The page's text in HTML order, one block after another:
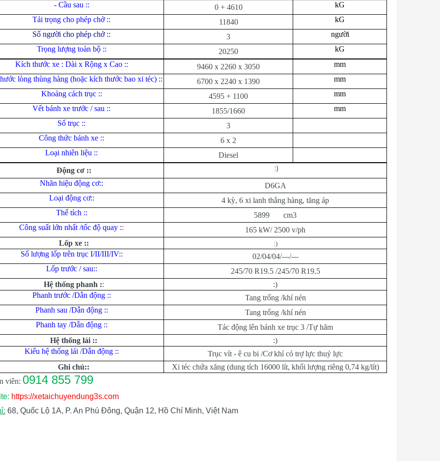
- Cầu sau ::
0 + 4610
kG
Tải trọng cho phép chở ::
11840
kG
Số người cho phép chở ::
3
người
Trọng lượng toàn bộ ::
20250
kG
Kích thước xe : Dài x Rộng x Cao ::
9460 x 2260 x 3050
mm
lòng thùng hàng (hoặc kích thước bao xi téc) ::
6700 x 2240 x 1390
mm
Khoảng cách trục ::
4595 + 1100
mm
Vết bánh xe trước / sau ::
1855/1660
mm
Số trục ::
3
Công thức bánh xe ::
6 x 2
Loại nhiên liệu ::
Diesel
Động cơ ::
:)
Nhãn hiệu động cơ::
D6GA
Loại động cơ::
4 kỳ, 6 xi lanh thẳng hàng, tăng áp
Thể tích ::
5899 cm3
Công suất lớn nhất /tốc độ quay ::
165 kW/ 2500 v/ph
Lốp xe ::
:)
Số lượng lốp trên trục I/II/III/IV:: 02/04/04/---/---
Lốp trước / sau::
245/70 R19.5 /245/70 R19.5
Hệ thống phanh ::
:)
Phanh trước /Dẫn động ::
Tang trống /khí nén
Phanh sau /Dẫn động ::
Tang trống /khí nén
Phanh tay /Dẫn động ::
Tác động lên bánh xe trục 3 /Tự hãm
Hệ thống lái ::
:)
Kiểu hệ thống lái /Dẫn động ::
Trục vít - ê cu bi /Cơ khí có trợ lực thuỷ lực
Ghi chú::
Xi téc chứa xăng (dung tích 16000 lít, khối lượng riêng 0,74 kg/lít)
n viên: 0914 855 799
https://xetaichuyendung3s.com
68, Quốc Lộ 1A, P. An Phú Đông, Quận 12, Hồ Chí Minh, Việt Nam